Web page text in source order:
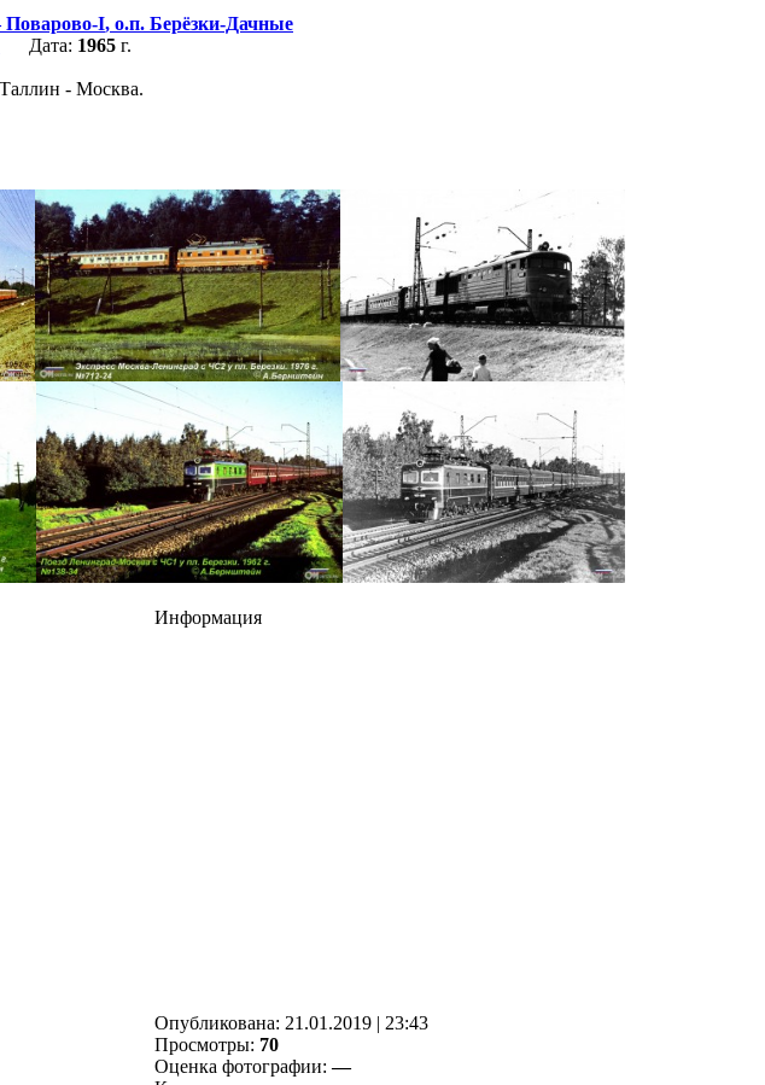
Поварово-I, о.п. Берёзки-Дачные
Дата: 1965г.
- Москва.
Информация
Опубликованa: 21.01.2019 | 23:43
Просмотры: 70
Оценка фотографии:—